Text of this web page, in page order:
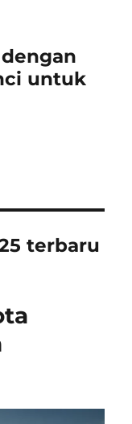
untuk
terbaru